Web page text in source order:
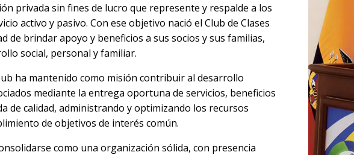
privada sin fines de lucro que represente y respalde a los
activo y pasivo. Con ese objetivo nació el Club de Clases
de brindar apoyo y beneficios a sus socios y sus familias,
social, personal y familiar.
ha mantenido como misión contribuir al desarrollo
mediante la entrega oportuna de servicios, beneficios
de calidad, administrando y optimizando los recursos
de objetivos de interés común.
como una organización sólida, con presencia